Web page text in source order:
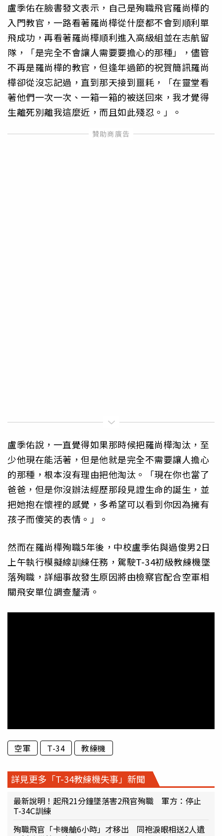
盧季佑在臉書發文表示，自己是殉職飛官羅尚樺的
入門教官，一路看著羅尚樺從什麼都不會到順利單
飛成功，再看著羅尚樺順利進入高級組並在志航留
隊，「是完全不會讓人需要要擔心的那種」，儘管
不再是羅尚樺的教官，但逢年過節的祝賀簡訊羅尚
樺卻從沒忘記過，直到那天接到噩耗，「在靈堂看
著他們一次一次、一箱一箱的被送回來，我才覺得
生離死別離我這麼近，而且如此殘忍。」。
盧季佑說，一直覺得如果那時候把羅尚樺淘汰，至
少他現在能活著，但是他就是完全不需要讓人擔心
的那種，根本沒有理由把他淘汰。「現在你也當了
爸爸，但是你沒辦法經歷那段見證生命的誕生，並
把她抱在懷裡的感覺，多希望可以看到你因為擁有
孩子而傻笑的表情。」。
然而在羅尚樺殉職5年後，中校盧季佑與過俊男2日
上午執行模擬線訓練任務，駕駛T-34初級教練機墜
落殉職，詳細事故發生原因將由檢察官配合空軍相
關飛安單位調查釐清。
空軍 T-34 教練機
詳見更多「T-34教練機失事」新聞
最新說明！起飛21分鐘墜落害2飛官殉職 軍方：停止
T-34C訓練
殉職飛官「卡機艙6小時」才移出 同袍淚眼相送2人遺